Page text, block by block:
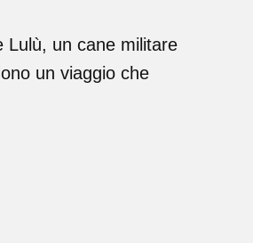
Lulù, un cane militare
un viaggio che